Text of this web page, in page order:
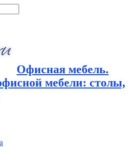
Офисная мебель.
мебели: столы,